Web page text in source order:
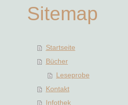
Sitemap
Startseite
Bücher
Leseprobe
Kontakt
Infothek